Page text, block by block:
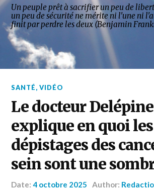
Un peuple prêt à sacrifier un peu de
un peu de sécurité ne mérite ni l'une ni
finit par perdre les deux (Benjamin
SANTÉ,VIDÉO
Le docteur
explique en quoi les
dépistages des
sein sont une
Date:4 octobre 2025 Author: